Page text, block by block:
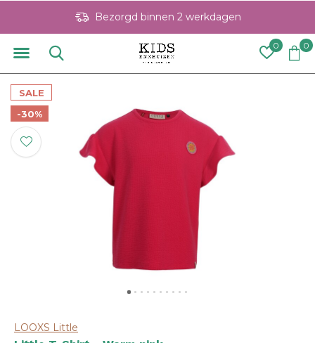
0 0
Bezorgd binnen 2 werkdagen
SALE
-30%
LOOXS Little